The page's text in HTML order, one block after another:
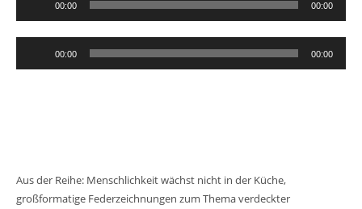
00:00 00:00
00:00 00:00
Aus der Reihe: Menschlichkeit wächst nicht in der Küche,
großformatige Federzeichnungen zum Thema verdeckter